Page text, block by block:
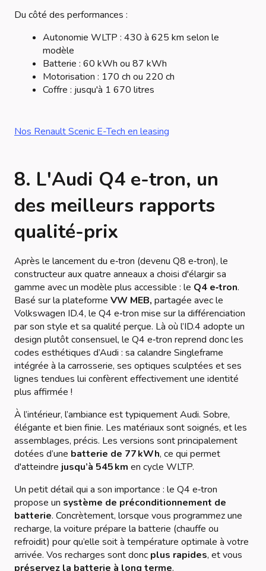
Du côté des performances :
Autonomie WLTP : 430 à 625 km selon le
modèle
Batterie : 60 kWh ou 87 kWh
Motorisation : 170 ch ou 220 ch
Coffre : jusqu'à 1 670 litres
Nos Renault Scenic E-Tech en leasing
8. L'Audi Q4 e-tron, un
des meilleurs rapports
qualité-prix
Après le lancement du e‑tron (devenu Q8 e‑tron), le
constructeur aux quatre anneaux a choisi d'élargir sa
gamme avec un modèle plus accessible : le Q4 e‑tron.
Basé sur la plateforme VW MEB, partagée avec le
Volkswagen ID.4, le Q4 e‑tron mise sur la différenciation
par son style et sa qualité perçue. Là où l’ID.4 adopte un
design plutôt consensuel, le Q4 e‑tron reprend donc les
codes esthétiques d’Audi : sa calandre Singleframe
intégrée à la carrosserie, ses optiques sculptées et ses
lignes tendues lui confèrent effectivement une identité
plus affirmée !
À l’intérieur, l’ambiance est typiquement Audi. Sobre,
élégante et bien finie. Les matériaux sont soignés, et les
assemblages, précis. Les versions sont principalement
dotées d’une batterie de 77 kWh, ce qui permet
d'atteindre jusqu’à 545 km en cycle WLTP.
Un petit détail qui a son importance : le Q4 e‑tron
propose un système de préconditionnement de
batterie. Concrètement, lorsque vous programmez une
recharge, la voiture prépare la batterie (chauffe ou
refroidit) pour qu’elle soit à température optimale à votre
arrivée. Vos recharges sont donc plus rapides, et vous
préservez la batterie à long terme.